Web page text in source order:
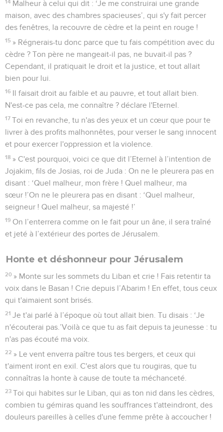
14 Malheur à celui qui dit : ‘Je me construirai une grande
maison, avec des chambres spacieuses’, qui s'y fait percer
des fenêtres, la recouvre de cèdre et la peint en rouge !
15 » Régnerais-tu donc parce que tu fais compétition avec du
cèdre ? Ton père ne mangeait-il pas, ne buvait-il pas ?
Cependant, il pratiquait le droit et la justice, et tout allait
bien pour lui.
16 Il faisait droit au faible et au pauvre, et tout allait bien.
N'est-ce pas cela, me connaître ? déclare l'Eternel.
17 Toi en revanche, tu n'as des yeux et un cœur que pour te
livrer à des profits malhonnêtes, pour verser le sang innocent
et pour exercer l'oppression et la violence.
18 » C'est pourquoi, voici ce que dit l’Eternel à l’intention de
Jojakim, fils de Josias, roi de Juda : On ne le pleurera pas en
disant : ‘Quel malheur, mon frère ! Quel malheur, ma
sœur !’On ne le pleurera pas en disant : ‘Quel malheur,
seigneur ! Quel malheur, sa majesté !’
19 On l’enterrera comme on le fait pour un âne, il sera traîné
et jeté à l’extérieur des portes de Jérusalem.
Honte et déshonneur pour Jérusalem
20 » Monte sur les sommets du Liban et crie ! Fais retentir ta
voix dans le Basan ! Crie depuis l’Abarim ! En effet, tous ceux
qui t'aimaient sont brisés.
21 Je t'ai parlé à l’époque où tout allait bien. Tu disais : ‘Je
n'écouterai pas.’Voilà ce que tu as fait depuis ta jeunesse : tu
n'as pas écouté ma voix.
22 » Le vent enverra paître tous tes bergers, et ceux qui
t'aiment iront en exil. C'est alors que tu rougiras, que tu
connaîtras la honte à cause de toute ta méchanceté.
23 Toi qui habites sur le Liban, qui as ton nid dans les cèdres,
combien tu gémiras quand les souffrances t'atteindront, des
douleurs pareilles à celles d'une femme prête à accoucher !